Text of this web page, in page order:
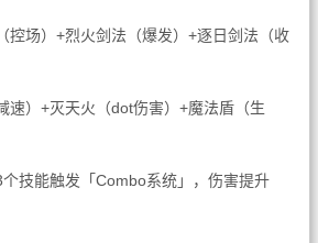
控场）+烈火剑法（爆发）+逐日剑法（收
速）+灭天火（dot伤害）+魔法盾（生
技能触发「Combo系统」，伤害提升